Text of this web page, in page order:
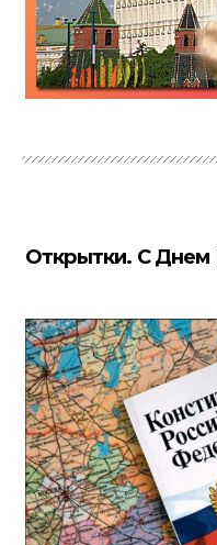
Открытки. С Днем